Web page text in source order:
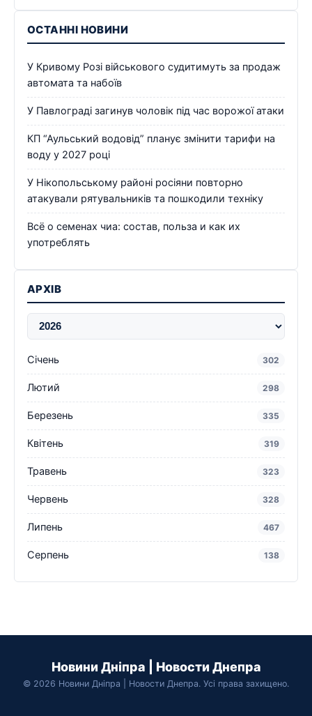
ОСТАННІ НОВИНИ
У Кривому Розі військового судитимуть за продаж
автомата та набоїв
У Павлограді загинув чоловік під час ворожої атаки
КП “Аульський водовід” планує змінити тарифи на
воду у 2027 році
У Нікопольському районі росіяни повторно
атакували рятувальників та пошкодили техніку
Всё о семенах чиа: состав, польза и как их
употреблять
АРХІВ
Січень 302
Лютий 298
Березень 335
Квітень 319
Травень 323
Червень 328
Липень 467
Серпень 138
Новини Дніпра | Новости Днепра
© 2026 Новини Дніпра | Новости Днепра. Усі права захищено.